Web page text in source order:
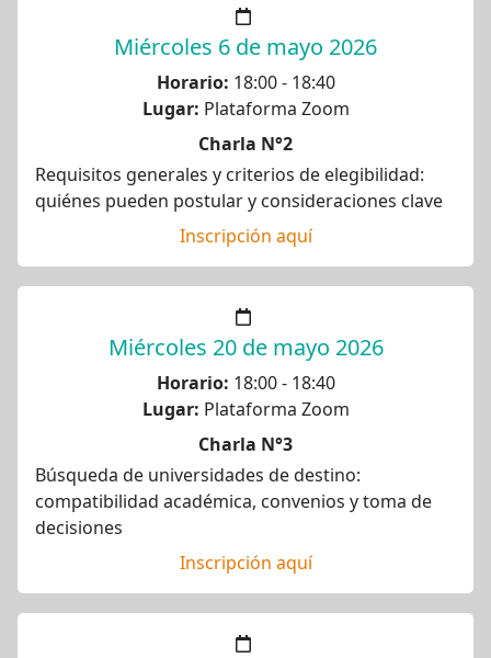
Miércoles 6 de mayo 2026
Horario: 18:00 - 18:40
Lugar: Plataforma Zoom
Charla N°2
Requisitos generales y criterios de elegibilidad:
quiénes pueden postular y consideraciones clave
Inscripción aquí
Miércoles 20 de mayo 2026
Horario: 18:00 - 18:40
Lugar: Plataforma Zoom
Charla N°3
Búsqueda de universidades de destino:
compatibilidad académica, convenios y toma de
decisiones
Inscripción aquí